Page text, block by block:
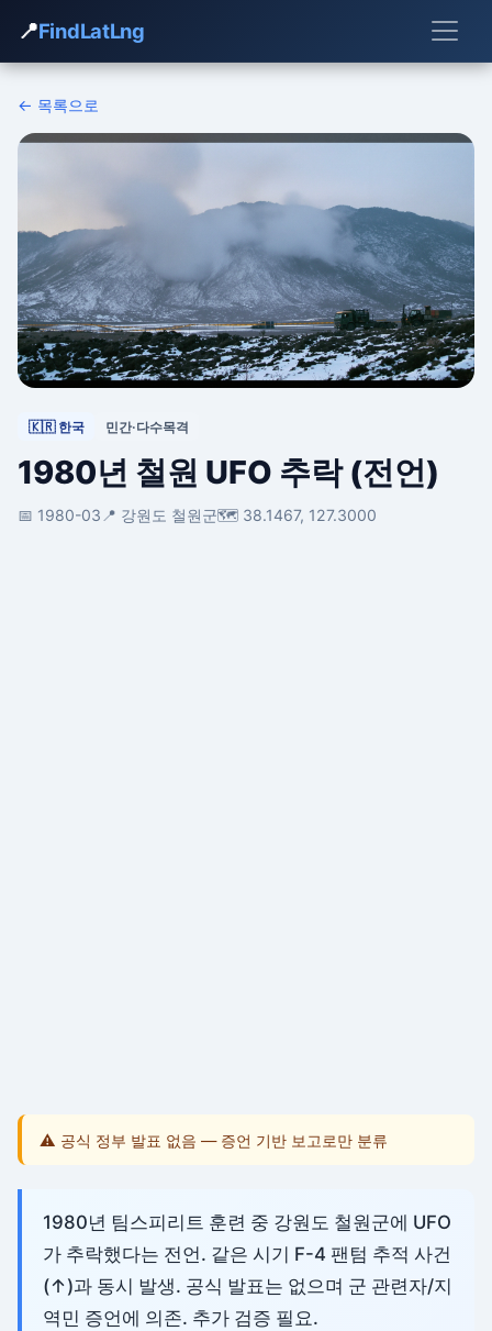
📍FindLatLng
← 목록으로
🇰🇷 한국 민간·다수목격
1980년 철원 UFO 추락 (전언)
📅 1980-03 📍 강원도 철원군🗺️ 38.1467, 127.3000
⚠️ 공식 정부 발표 없음 — 증언 기반 보고로만 분류
1980년 팀스피리트 훈련 중 강원도 철원군에 UFO
가 추락했다는 전언. 같은 시기 F-4 팬텀 추적 사건
(↑)과 동시 발생. 공식 발표는 없으며 군 관련자/지
역민 증언에 의존. 추가 검증 필요.